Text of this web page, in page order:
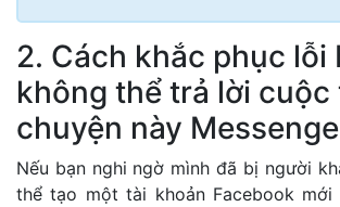
2. Cách khắc phục lỗi
không thể trả lời cuộc
chuyện này
Nếu bạn nghi ngờ mình đã bị người
thể tạo một tài khoản Facebook